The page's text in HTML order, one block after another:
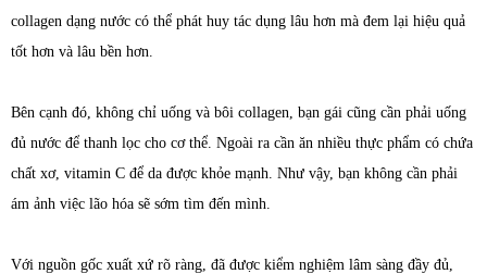
collagen dạng nước có thể phát huy tác dụng lâu hơn mà đem lại hiệu quả
tốt hơn và lâu bền hơn.
Bên cạnh đó, không chỉ uống và bôi collagen, bạn gái cũng cần phải uống
đủ nước để thanh lọc cho cơ thể. Ngoài ra cần ăn nhiều thực phẩm có chứa
chất xơ, vitamin C để da được khỏe mạnh. Như vậy, bạn không cần phải
ám ảnh việc lão hóa sẽ sớm tìm đến mình.
Với nguồn gốc xuất xứ rõ ràng, đã được kiểm nghiệm lâm sàng đầy đủ,